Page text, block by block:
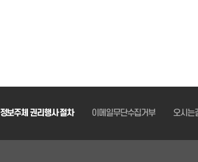
정보주체 권리행사 절차 이메일무단수집거부 오시는